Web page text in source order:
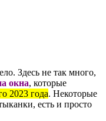
Здесь не так много,
окна, которые
2023 года. Некоторые
есть и просто